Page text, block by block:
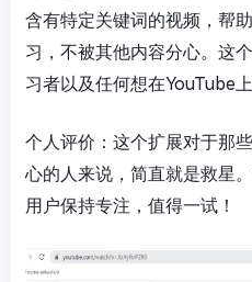
含有特定关键词的视频，帮
习，不被其他内容分心。这
习者以及任何想在YouTube
个人评价：这个扩展对于那
心的人来说，简直就是救星
用户保持专注，值得一试！